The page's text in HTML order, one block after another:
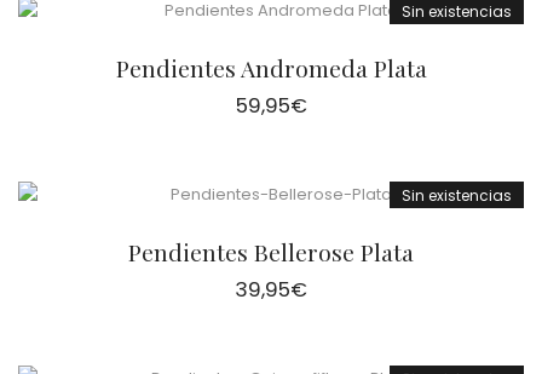
Sin existencias
Pendientes Andromeda Plata
59,95€
Sin existencias
Pendientes Bellerose Plata
39,95€